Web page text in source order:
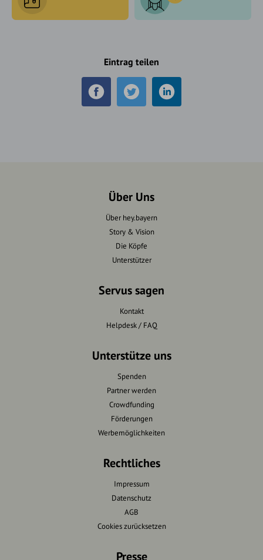
Eintrag teilen
Über Uns
Über hey.bayern
Story & Vision
Die Köpfe
Unterstützer
Servus sagen
Kontakt
Helpdesk / FAQ
Unterstütze uns
Spenden
Partner werden
Crowdfunding
Förderungen
Werbemöglichkeiten
Rechtliches
Impressum
Datenschutz
AGB
Cookies zurücksetzen
Presse